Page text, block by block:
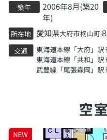
築年
2006年8月(築20
年)
所在地 愛知県大府市柊山町
交通 東海道本線 「大府」駅
東海道本線 「共和 」駅
武豊線 「尾張森岡 」駅
空
NEW